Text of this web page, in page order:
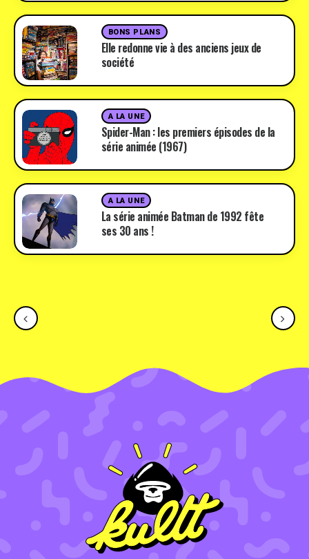
BONS PLANS
Elle redonne vie à des anciens jeux de
société
A LA UNE
Spider-Man : les premiers épisodes de la
série animée (1967)
A LA UNE
La série animée Batman de 1992 fête
ses 30 ans !